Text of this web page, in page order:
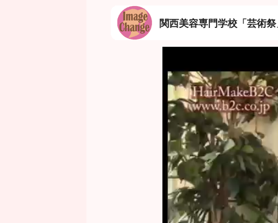
関西美容専門学校「芸術